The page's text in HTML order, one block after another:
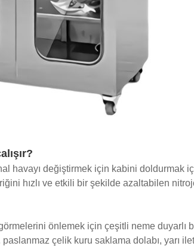
havayı değiştirmek için kabini doldurmak
hızlı ve etkili bir şekilde azaltabilen
önlemek için çeşitli neme duyarlı
çelik kuru saklama dolabı, yarı